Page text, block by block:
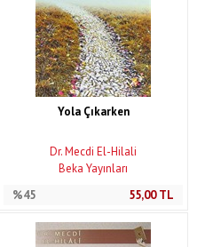
Yola Çıkarken
Dr. Mecdi El-Hilali
Beka Yayınları
%45
55,00TL